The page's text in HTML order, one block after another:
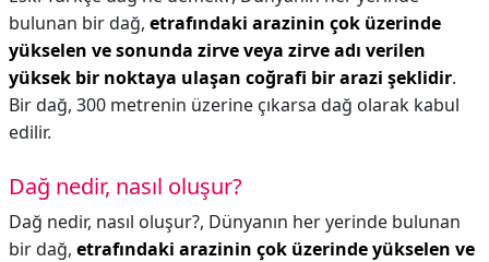
bulunan bir dağ, etrafındaki arazinin çok üzerinde
yükselen ve sonunda zirve veya zirve adı verilen
yüksek bir noktaya ulaşan coğrafi bir arazi şeklidir.
Bir dağ, 300 metrenin üzerine çıkarsa dağ olarak kabul
edilir.
Dağ nedir, nasıl oluşur?
Dağ nedir, nasıl oluşur?, Dünyanın her yerinde bulunan
bir dağ, etrafındaki arazinin çok üzerinde yükselen ve